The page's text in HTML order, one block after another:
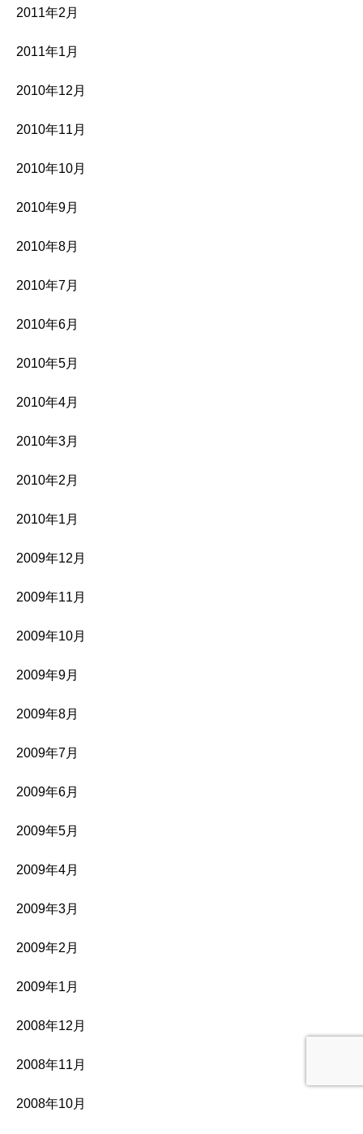
2011年2月
2011年1月
2010年12月
2010年11月
2010年10月
2010年9月
2010年8月
2010年7月
2010年6月
2010年5月
2010年4月
2010年3月
2010年2月
2010年1月
2009年12月
2009年11月
2009年10月
2009年9月
2009年8月
2009年7月
2009年6月
2009年5月
2009年4月
2009年3月
2009年2月
2009年1月
2008年12月
2008年11月
2008年10月